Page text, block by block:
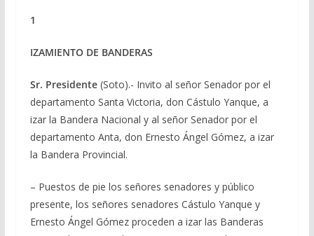
1
IZAMIENTO DE BANDERAS
Sr. Presidente(Soto).- Invito al señor Senador por el
departamento Santa Victoria, don Cástulo Yanque, a
izar la Bandera Nacional y al señor Senador por el
departamento Anta, don Ernesto Ángel Gómez, a izar
la Bandera Provincial.
– Puestos de pie los señores senadores y público
presente, los señores senadores Cástulo Yanque y
Ernesto Ángel Gómez proceden a izar las Banderas